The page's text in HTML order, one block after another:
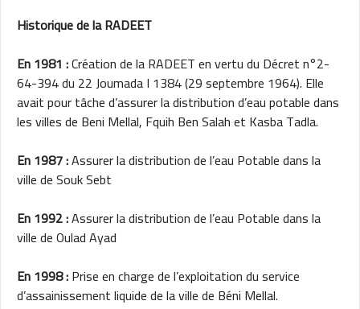
Historique de la RADEET
En 1981 :Création de la RADEET en vertu du Décret n°2-
64-394 du 22 Joumada I 1384 (29 septembre 1964). Elle
avait pour tâche d’assurer la distribution d’eau potable dans
les villes de Beni Mellal, Fquih Ben Salah et Kasba Tadla.
En 1987 :Assurer la distribution de l’eau Potable dans la
ville de Souk Sebt
En 1992 :Assurer la distribution de l’eau Potable dans la
ville de Oulad Ayad
En 1998 :Prise en charge de l’exploitation du service
d’assainissement liquide de la ville de Béni Mellal.